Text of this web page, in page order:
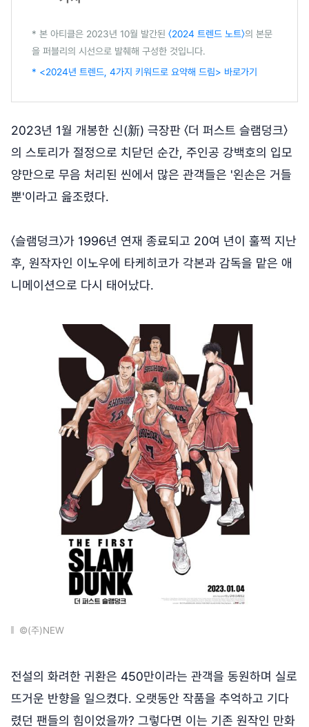
* 본 아티클은 2023년 10월 발간된 〈2024 트렌드 노트〉의 본문
을 퍼블리의 시선으로 발췌해 구성한 것입니다.
* <2024년 트렌드, 4가지 키워드로 요약해 드림> 바로가기
2023년 1월 개봉한 신(新) 극장판 〈더 퍼스트 슬램덩크〉
의 스토리가 절정으로 치닫던 순간, 주인공 강백호의 입모
양만으로 무음 처리된 씬에서 많은 관객들은 '왼손은 거들
뿐'이라고 읊조렸다.
〈슬램덩크〉가 1996년 연재 종료되고 20여 년이 훌쩍 지난
후, 원작자인 이노우에 타케히코가 각본과 감독을 맡은 애
니메이션으로 다시 태어났다.
©(주)NEW
전설의 화려한 귀환은 450만이라는 관객을 동원하며 실로
뜨거운 반향을 일으켰다. 오랫동안 작품을 추억하고 기다
렸던 팬들의 힘이었을까? 그렇다면 이는 기존 원작인 만화